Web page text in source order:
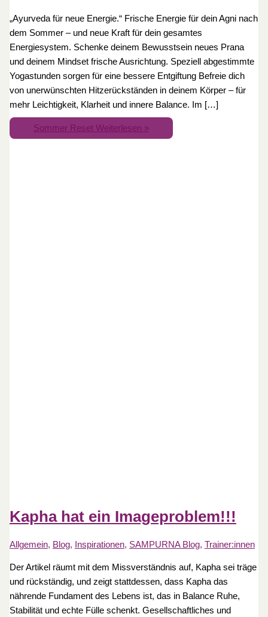
„Ayurveda für neue Energie.“ Frische Energie für dein Agni nach
dem Sommer – und neue Kraft für dein gesamtes
Energiesystem. Schenke deinem Bewusstsein neues Prana
und deinem Mindset frische Ausrichtung. Speziell abgestimmte
Yogastunden sorgen für eine bessere Entgiftung Befreie dich
von unerwünschten Hitzerückständen in deinem Körper – für
mehr Leichtigkeit, Klarheit und innere Balance. Im […]
Sommer ResetWeiterlesen »
Kapha hat ein Imageproblem!!!
Allgemein, Blog, Inspirationen, SAMPURNA Blog, Trainer:innen
Der Artikel räumt mit dem Missverständnis auf, Kapha sei träge
und rückständig, und zeigt stattdessen, dass Kapha das
nährende Fundament des Lebens ist, das in Balance Ruhe,
Stabilität und echte Fülle schenkt. Gesellschaftliches und